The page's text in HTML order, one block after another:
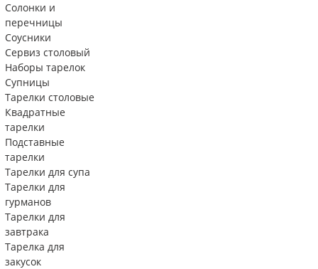
Солонки и
перечницы
Соусники
Сервиз столовый
Наборы тарелок
Супницы
Тарелки столовые
Квадратные
тарелки
Подставные
тарелки
Тарелки для супа
Тарелки для
гурманов
Тарелки для
завтрака
Тарелка для
закусок